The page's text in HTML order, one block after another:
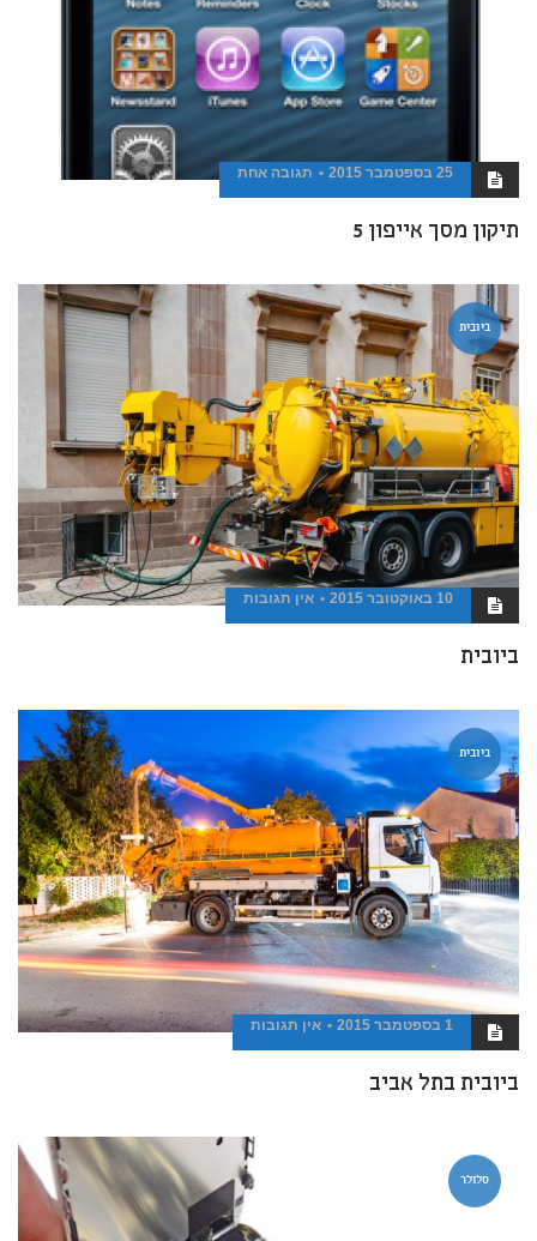
25 בספטמבר 2015 תגובה אחת
תיקון מסך אייפון 5
ביובית
10 באוקטובר 2015 אין תגובות
ביובית
ביובית
1 בספטמבר 2015 אין תגובות
ביובית בתל אביב
סלולר